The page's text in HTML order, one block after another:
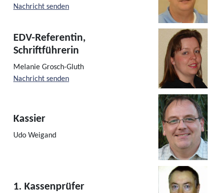
Nachricht senden
EDV-Referentin,
Schriftführerin
Melanie Grosch-Gluth
Nachricht senden
Kassier
Udo Weigand
1. Kassenprüfer